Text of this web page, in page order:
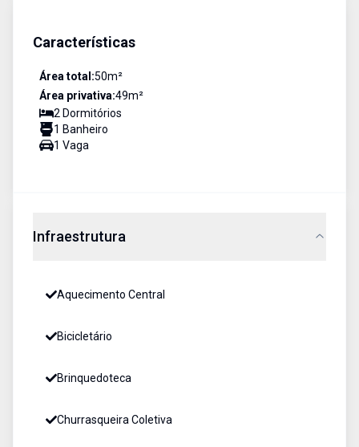
Características
Área total:50m²
Área privativa:49m²
2 Dormitórios
1 Banheiro
1 Vaga
Infraestrutura
Aquecimento Central
Bicicletário
Brinquedoteca
Churrasqueira Coletiva